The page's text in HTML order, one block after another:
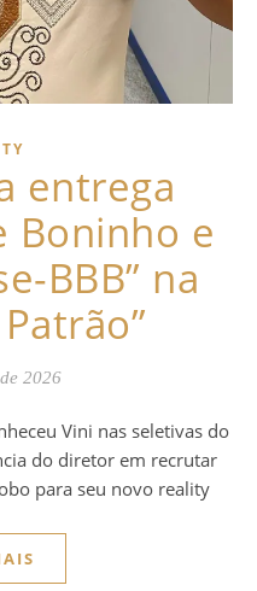
entrega
Boninho e
BBB” na
2026
do diretor em recrutar
para seu novo reality